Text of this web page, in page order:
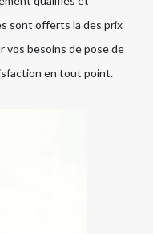
sont offerts la des prix
vos besoins de pose de
en tout point.